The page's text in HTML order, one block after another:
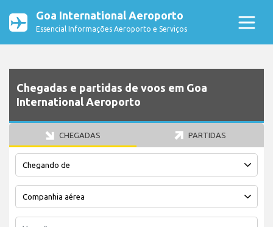
Goa International Aeroporto
Essencial Informações Aeroporto e Serviços
Chegadas e partidas de voos em Goa
International Aeroporto
CHEGADAS PARTIDAS